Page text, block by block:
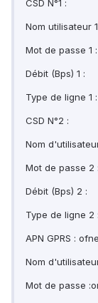
CSD N°1 :
Nom utilisateur
Mot de passe 1 :
Débit (Bps) 1 :
Type de ligne 1 :
CSD N°2 :
Nom
Mot de passe 2 :
Débit (Bps) 2 :
Type de ligne 2 :
APN GPRS :
Nom
Mot de passe